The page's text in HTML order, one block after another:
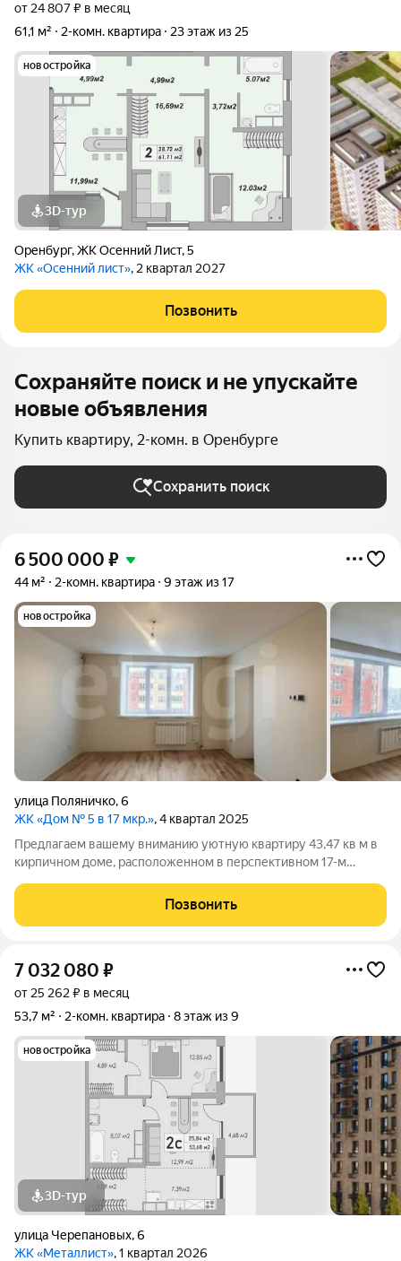
от 24 807 ₽ в месяц
61,1 м²
2-комн. квартира 23 этаж из 25
новостройка
3D-тур
Оренбург,ЖК Осенний Лист,5
ЖК «Осенний лист», 2 квартал 2027
Позвонить
Сохраняйте поиск и не упускайте
новые объявления
Купить квартиру, 2-комн. в Оренбурге
Сохранить поиск
6 500 000 ₽
44 м² 2-комн. квартира 9 этаж из 17
новостройка
улица Поляничко,6
ЖК «Дом № 5 в 17 мкр.», 4 квартал 2025
Предлагаем вашему вниманию уютную квартиру 43,47 кв м в
кирпичном доме, расположенном в перспективном 17-м
гардины, стены под окраску или обои, утепленный балкон,
МЕСТОПОЛОЖЕНИЕ И ИНФРАСТРУКТУРА:
Позвонить
7 032 080 ₽
от 25 262 ₽ в месяц
53,7 м²
2-комн. квартира 8 этаж из 9
новостройка
3D-тур
улица Черепановых,6
ЖК «Металлист», 1 квартал 2026